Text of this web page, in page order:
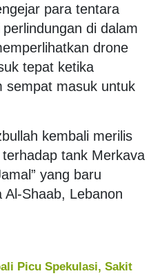
para tentara
di dalam
drone
tepat ketika
sempat masuk untuk
kembali merilis
tank Merkava
yang baru
Al-Shaab, Lebanon
Picu Spekulasi, Sakit